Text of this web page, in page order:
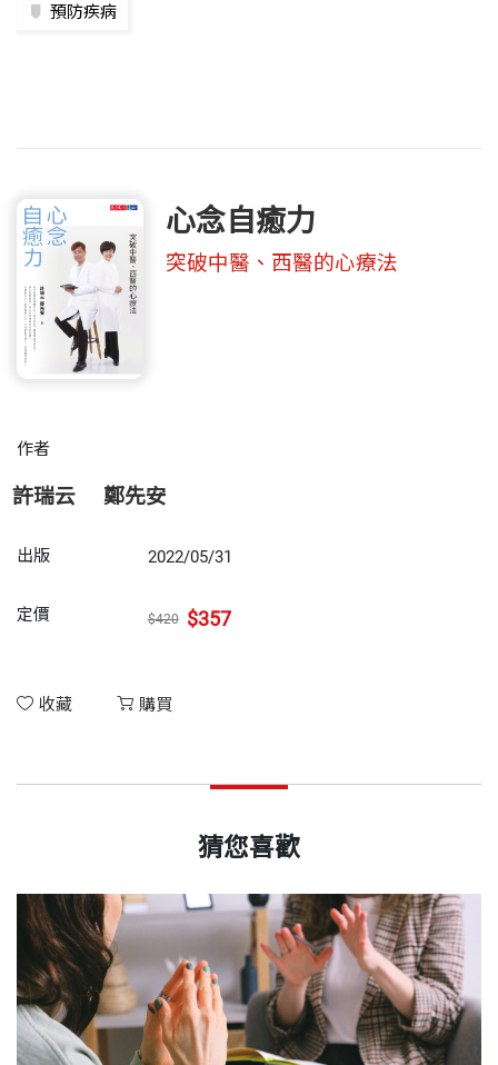
預防疾病
心念自癒力
突破中醫、西醫的心療法
作者
許瑞云 鄭先安
出版 2022/05/31
定價 $420 $357
收藏 購買
猜您喜歡